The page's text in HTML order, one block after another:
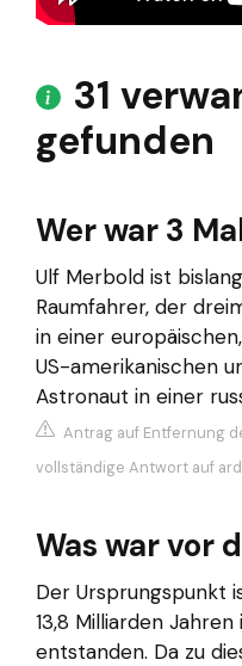
31
gefunden
Wer war 3
Ulf Merbold ist
Raumfahrer, der
in einer
US-amerikanischen
Astronaut in einer
Antrag auf Entfernung
vollständige Antwort auf
Was war vor
Der Ursprungspunkt
13,8 Milliarden
entstanden. Da zu